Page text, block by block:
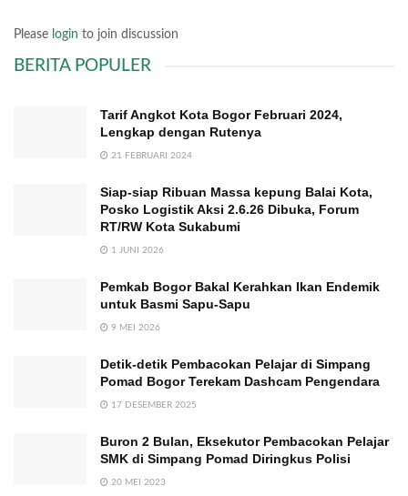
Please login to join discussion
BERITA POPULER
Tarif Angkot Kota Bogor Februari 2024,
Lengkap dengan Rutenya
21 FEBRUARI 2024
Siap-siap Ribuan Massa kepung Balai Kota,
Posko Logistik Aksi 2.6.26 Dibuka, Forum
RT/RW Kota Sukabumi
1 JUNI 2026
Pemkab Bogor Bakal Kerahkan Ikan Endemik
untuk Basmi Sapu-Sapu
9 MEI 2026
Detik-detik Pembacokan Pelajar di Simpang
Pomad Bogor Terekam Dashcam Pengendara
17 DESEMBER 2025
Buron 2 Bulan, Eksekutor Pembacokan Pelajar
SMK di Simpang Pomad Diringkus Polisi
20 MEI 2023